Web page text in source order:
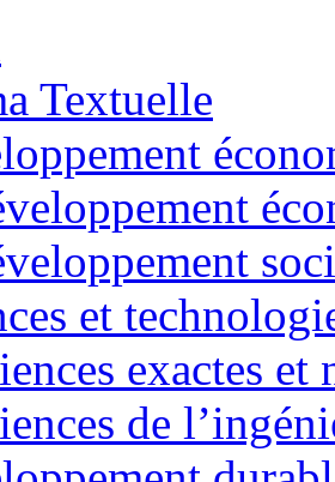
Textuelle
et
exactes et
de